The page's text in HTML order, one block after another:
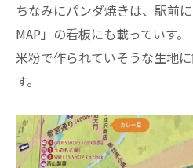
ちなみにパンダ焼きは、駅前
MAP」の看板にも載っていす。
米粉で作られていそうな生地
す。